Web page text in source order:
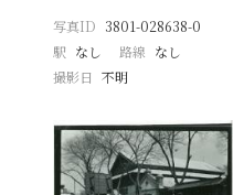
写真ID 3801-028638-0
駅 なし 路線 なし
撮影日
不明